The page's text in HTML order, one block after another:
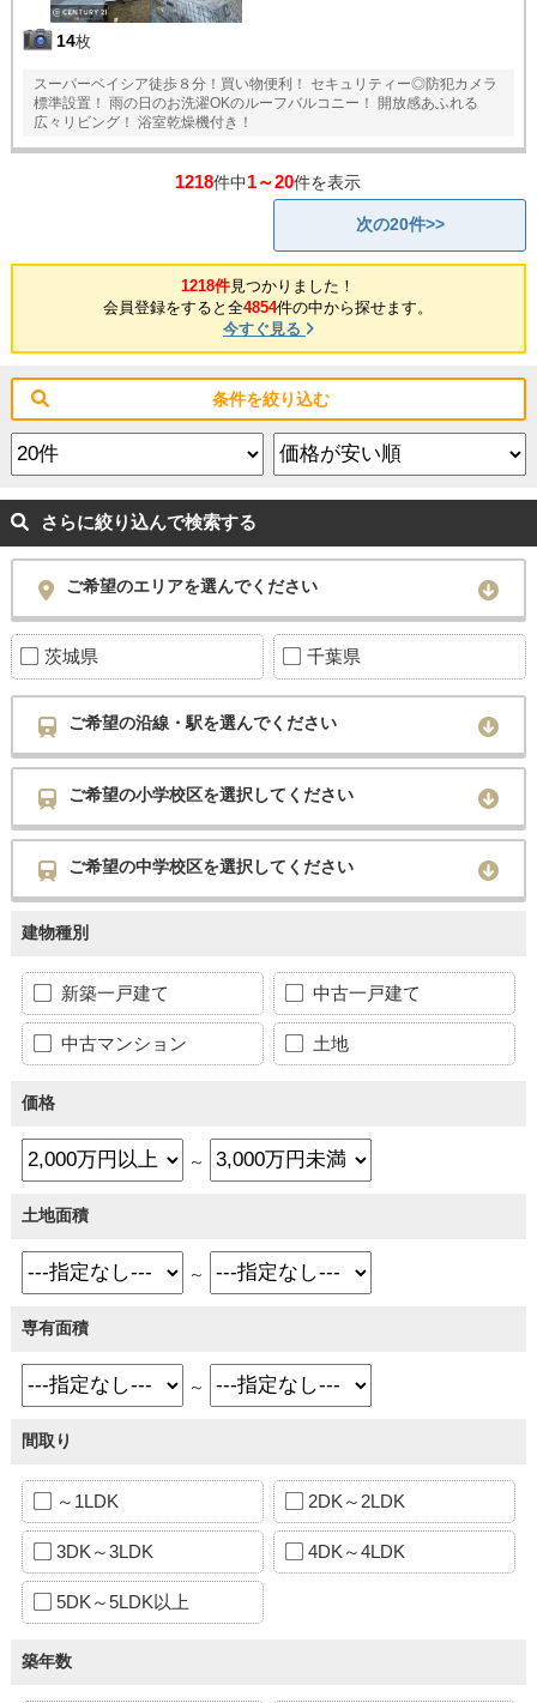
14枚
スーパーベイシア徒歩８分！買い物便利！ セキュリティー◎防犯カメラ
標準設置！ 雨の日のお洗濯OKのルーフバルコニー！ 開放感あふれる
広々リビング！ 浴室乾燥機付き！
1218件中1～20件を表示
次の20件>>
1218件見つかりました！
会員登録をすると全4854件の中から探せます。
今すぐ見る
条件を絞り込む
さらに絞り込んで検索する
ご希望のエリアを選んでください
茨城県 千葉県
ご希望の沿線・駅を選んでください
ご希望の小学校区を選択してください
ご希望の中学校区を選択してください
建物種別
新築一戸建て 中古一戸建て
中古マンション 土地
価格
～
土地面積
～
専有面積
～
間取り
～1LDK 2DK～2LDK
3DK～3LDK 4DK～4LDK
5DK～5LDK以上
築年数